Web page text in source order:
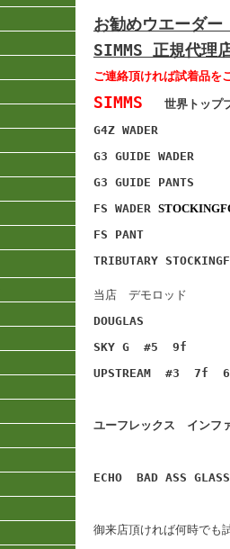
お勧めウエー
SIMMS 正規代理
ご連絡頂ければ試着品を
SIMMS
世界トッ
G4Z
G3
G3
FS WADER
FS PANT
TRIBUTARY
当店 デモロッド
DOUGLAS
SKY G #5 9f
UPSTREAM #3 7f
#3
ユーフレックス インフ
ECHO BAD ASS GLASS
#6
御来店頂ければ何時でも